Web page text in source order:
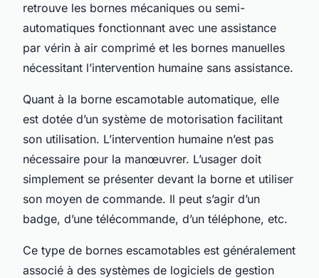
retrouve les bornes mécaniques ou semi-
automatiques fonctionnant avec une assistance
par vérin à air comprimé et les bornes manuelles
nécessitant l’intervention humaine sans assistance.
Quant à la borne escamotable automatique, elle
est dotée d’un système de motorisation facilitant
son utilisation. L’intervention humaine n’est pas
nécessaire pour la manœuvrer. L’usager doit
simplement se présenter devant la borne et utiliser
son moyen de commande. Il peut s’agir d’un
badge, d’une télécommande, d’un téléphone, etc.
Ce type de bornes escamotables est généralement
associé à des systèmes de logiciels de gestion